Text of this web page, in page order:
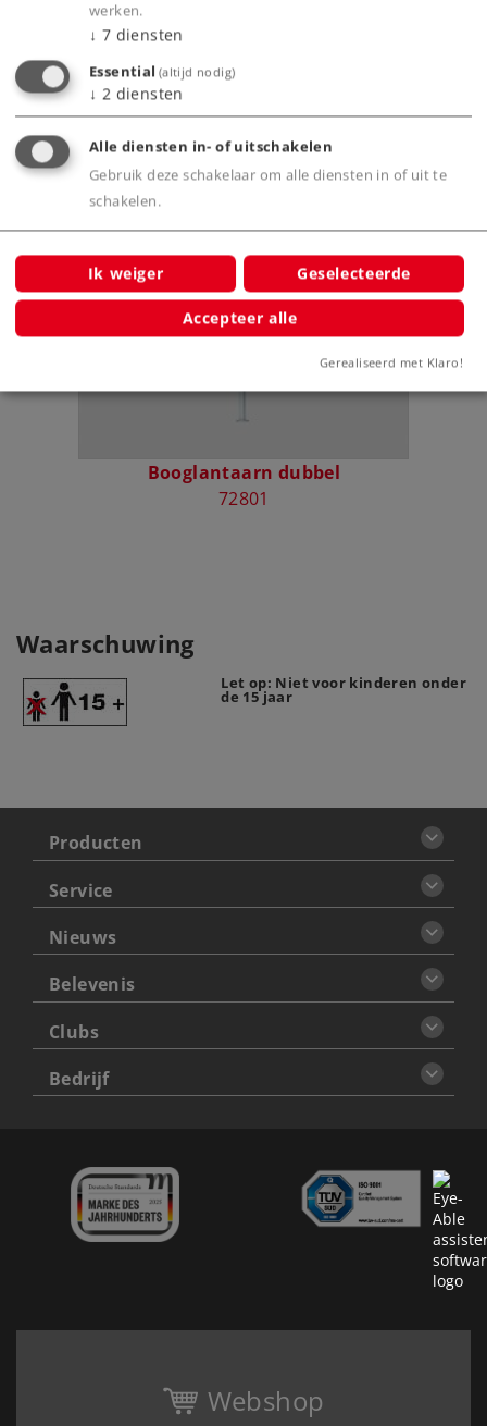
Productinfo
Bijbehorende producten
Booglantaarn dubbel
72801
Waarschuwing
Let op: Niet voor kinderen onder
de 15 jaar
Producten
Service
Nieuws
Belevenis
Clubs
Bedrijf
Webshop
werken.
↓ 7 diensten
Essential (altijd nodig)
↓ 2 diensten
Alle diensten in- of uitschakelen
Gebruik deze schakelaar om alle diensten in of uit te
schakelen.
Ik weiger Geselecteerde
Accepteer alle
Gerealiseerd met Klaro!